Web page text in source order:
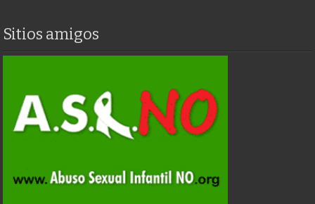
Sitios amigos